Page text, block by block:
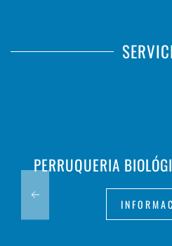
PERRUQUERIA